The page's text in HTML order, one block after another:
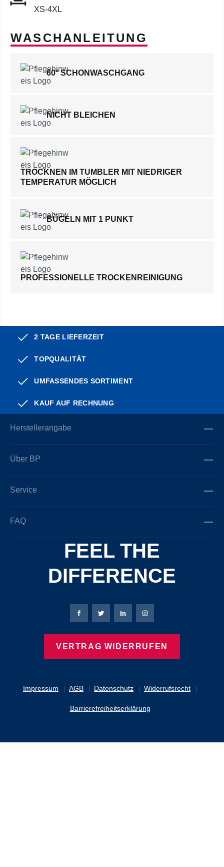
XS-4XL
WASCHANLEITUNG
60° SCHONWASCHGANG
NICHT BLEICHEN
TROCKNEN IM TUMBLER MIT NIEDRIGER
TEMPERATUR MÖGLICH
BÜGELN MIT 1 PUNKT
PROFESSIONELLE TROCKENREINIGUNG
2 TAGE LIEFERZEIT
TOPQUALITÄT
UMFASSENDES SORTIMENT
KAUF AUF RECHNUNG
Herstellerangabe
Über BP
Service
FAQ
FEEL THE
DIFFERENCE
Impressum AGB Datenschutz Widerrufsrecht
Barrierefreiheitserklärung
Bierbaum-Proenen Facebook-Seite
Bierbaum-Proenen Twitter Seite
Bierbaum-Proenen LinkedIn
Bierbaum-Proenen
VERTRAG WIDERRUFEN